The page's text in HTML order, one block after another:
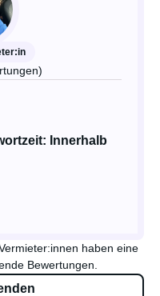
Innerhalb
haben eine
Bewertungen.